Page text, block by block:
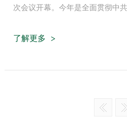
次会议开幕。今年是全面贯彻中
了解更多